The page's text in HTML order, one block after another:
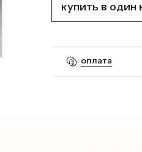
купить в один
оплата